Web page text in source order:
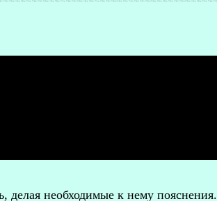
необходимые к нему пояснения.